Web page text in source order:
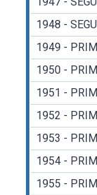
1948 -
1949 -
1950 -
1951 -
1952 -
1953 -
1954 -
1955 -